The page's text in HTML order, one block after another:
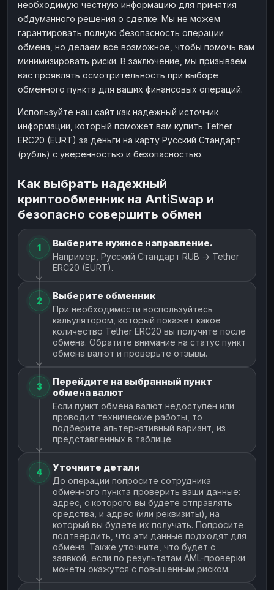
необходимую честную информацию для принятия
обдуманного решения о сделке. Мы не можем
гарантировать полную безопасность операции
обмена, но делаем все возможное, чтобы помочь вам
минимизировать риски. В заключение, мы призываем
вас проявлять осмотрительность при выборе
обменного пункта для ваших финансовых операций.
Используйте наш сайт как надежный источник
информации, который поможет вам купить Tether
ERC20 (EURT) за деньги на карту Русский Стандарт
(рубль) с уверенностью и безопасностью.
Как выбрать надежный
криптообменник на AntiSwap и
безопасно совершить обмен
1 Выберите нужное направление.
Например, Русский Стандарт RUB → Tether
ERC20 (EURT).
2 Выберите обменник
При необходимости воспользуйтесь
кальулятором, который покажет какое
количество Tether ERC20 вы получите после
обмена. Обратите внимание на статус пункт
обмена валют и проверьте отзывы.
3
Перейдите на выбранный пункт
обмена валют
Если пункт обмена валют недоступен или
проводит технические работы, то
подберите альтернативный вариант, из
представленных в таблице.
4 Уточните детали
До операции попросите сотрудника
обменного пункта проверить ваши данные:
адрес, с которого вы будете отправлять
средства, и адрес (или реквизиты), на
который вы будете их получать. Попросите
подтвердить, что эти данные подходят для
обмена. Также уточните, что будет с
заявкой, если по результатам AML-проверки
монеты окажутся с повышенным риском.